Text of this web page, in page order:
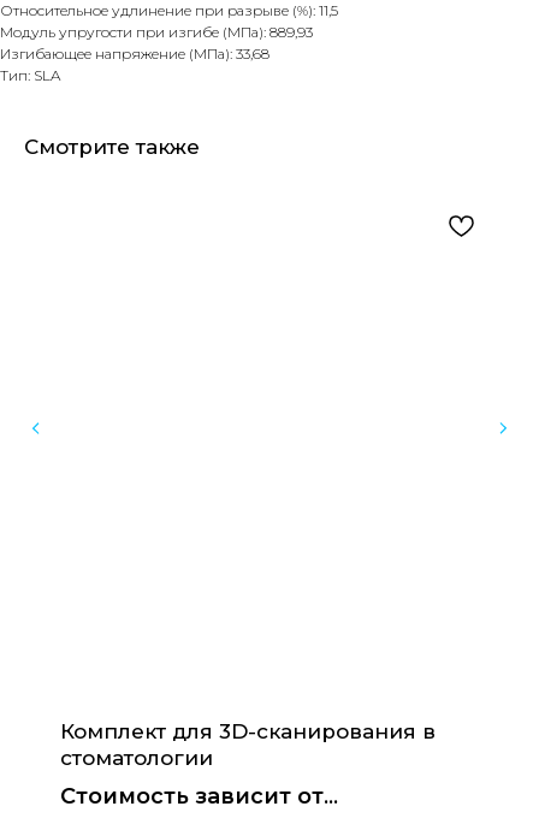
Относительное удлинение при разрыве (%): 11,5
Модуль упругости при изгибе (МПа): 889,93
Изгибающее напряжение (МПа): 33,68
Тип: SLA
Смотрите также
Комплект для 3D-сканирования в
стоматологии
Стоимость зависит от
+7 921 555 88 22
Остались вопросы?
Свяжитесь с нами
Оборудование для стоматологических клиник